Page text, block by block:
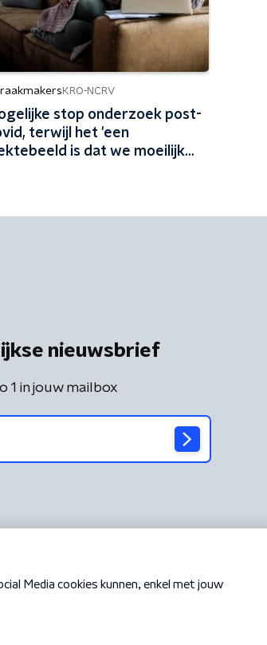
KRO-NCRV
stop onderzoek post-
terwijl het 'een
is dat we moeilijk
nieuwsbrief
1 in jouw mailbox